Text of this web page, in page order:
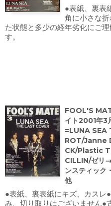
●表紙、裏表
角に小さな
た状態と多少の経年劣化にご
す。
FOOL'S
イト2001年3
=LUNA SEA
ROT/Janne
CK/Plastic
CILLIN/ゼリ
ンスティック
他
●表紙、裏表紙にキズ、カスレ
み、切り取りはございません●